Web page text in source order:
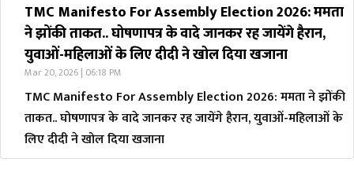
TMC Manifesto For Assembly Election 2026: ममता
ने झोंकी ताकत.. घोषणापत्र के वादे जानकर रह जायेंगे हैरान,
युवाओं-महिलाओं के लिए दीदी ने खोल दिया खजाना
Mar 20, 2026 | 06:18 PM
TMC Manifesto For Assembly Election 2026: ममता ने झोंकी
ताकत.. घोषणापत्र के वादे जानकर रह जायेंगे हैरान, युवाओं-महिलाओं के
लिए दीदी ने खोल दिया खजाना